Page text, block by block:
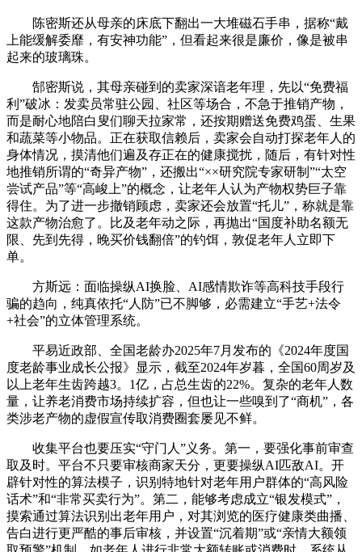
陈密斯还从母亲的床底下翻出一大堆磁石手串，据称“戴
上能缓解委靡，有安神功能”，但看起来很是廉价，像是被串
起来的玻璃珠。
郜密斯说，其母亲碰到的卖家深谙老年理，先以“免费福
利”破冰：发卖员常驻公园、社区等场合，不急于推销产物，
而是耐心地陪白叟们聊天拉家常，还按期赠送免费鸡蛋、生果
和蔬菜等小物品。正在获取信赖后，卖家会自动打探老年人的
身体情况，摸清他们遍及存正在的健康搅扰，随后，有针对性
地推销所谓的“奇异产物”，还搬出“××研究院专家研制”“太空
尝试产品”等“高峻上”的概念，让老年人认为产物权势巨子靠
得住。为了进一步撤销顾虑，卖家还会放置“托儿”，称就是靠
这款产物治愈了。比及老年动之际，再抛出“国度补助名额无
限、先到先得，晚买价钱翻倍”的钓饵，敦促老年人立即下
单。
方斯远：面临操纵AI换脸、AI感情欺诈等高科技手段行
骗的趋向，纯真依托“人防”已不脚够，必需建立“手艺+法令
+社会”的立体管理系统。
平易近政部、全国老龄办2025年7月发布的《2024年度国
度老龄事业成长公报》显示，截至2024年岁暮，全国60周岁及
以上老年生齿跨越3。1亿，占总生齿的22%。复杂的老年人数
量，让养老消费市场持续扩容，但也让一些嗅到了“商机”，各
类涉老产物的虚假宣传取消费圈套屡见不鲜。
收集平台也要压实“守门人”义务。第一，要强化事前审查
取及时。平台不只要审核商家天分，更要操纵AI匹敌AI。开
辟针对性的算法模子，识别特地针对老年用户群体的“高风险
话术”和“非常买卖行为”。第二，能够考虑成立“银发模式”，
摸索通过算法识别出老年用户，对其浏览的医疗健康类曲播、
告白进行更严酷的事后审核，并设置“沉着期”或“亲情大额领